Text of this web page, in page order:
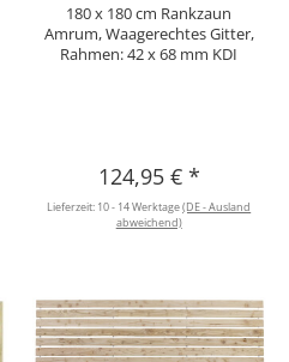
180 x 180 cm Rankzaun
Amrum, Waagerechtes Gitter,
Rahmen: 42 x 68 mm KDI
124,95 € *
Lieferzeit: 10 - 14 Werktage(DE - Ausland
abweichend)